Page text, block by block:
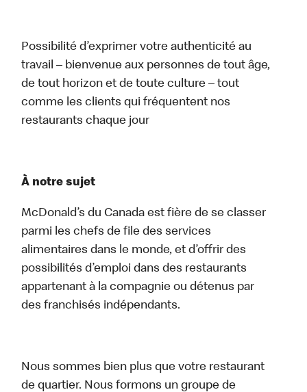
Possibilité d’exprimer votre authenticité au
travail – bienvenue aux personnes de tout âge,
de tout horizon et de toute culture – tout
comme les clients qui fréquentent nos
restaurants chaque jour
À notre sujet
McDonald’s du Canada est fière de se classer
parmi les chefs de file des services
alimentaires dans le monde, et d’offrir des
possibilités d’emploi dans des restaurants
appartenant à la compagnie ou détenus par
des franchisés indépendants.
Nous sommes bien plus que votre restaurant
de quartier. Nous formons un groupe de